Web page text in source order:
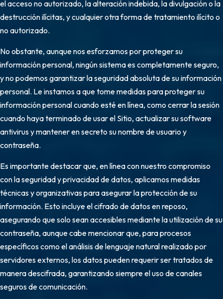
el acceso no autorizado, la alteración indebida, la divulgación o la
destrucción ilícitas, y cualquier otra forma de tratamiento ilícito o
no autorizado.
No obstante, aunque nos esforzamos por proteger su
información personal, ningún sistema es completamente seguro,
y no podemos garantizar la seguridad absoluta de su información
personal. Le instamos a que tome medidas para proteger su
información personal cuando esté en línea, como cerrar la sesión
cuando haya terminado de usar el Sitio, actualizar su software
antivirus y mantener en secreto su nombre de usuario y
contraseña.
Es importante destacar que, en línea con nuestro compromiso
con la seguridad y privacidad de datos, aplicamos medidas
técnicas y organizativas para asegurar la protección de su
información. Esto incluye el cifrado de datos en reposo,
asegurando que solo sean accesibles mediante la utilización de su
contraseña, aunque cabe mencionar que, para procesos
específicos como el análisis de lenguaje natural realizado por
servidores externos, los datos pueden requerir ser tratados de
manera descifrada, garantizando siempre el uso de canales
seguros de comunicación.